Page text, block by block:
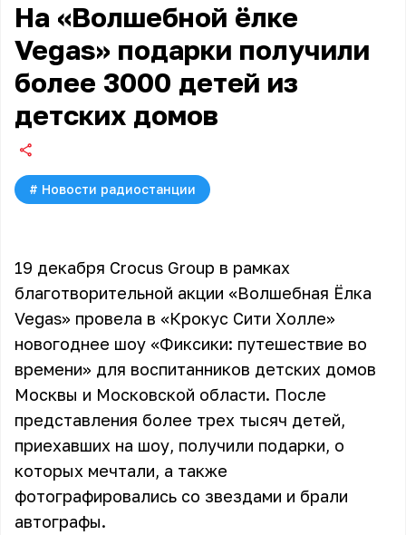
На «Волшебной ёлке
Vegas» подарки получили
более 3000 детей из
детских домов
# Новости радиостанции
19 декабря Crocus Group в рамках
благотворительной акции «Волшебная Ёлка
Vegas» провела в «Крокус Сити Холле»
новогоднее шоу «Фиксики: путешествие во
времени» для воспитанников детских домов
Москвы и Московской области. После
представления более трех тысяч детей,
приехавших на шоу, получили подарки, о
которых мечтали, а также
фотографировались со звездами и брали
автографы.